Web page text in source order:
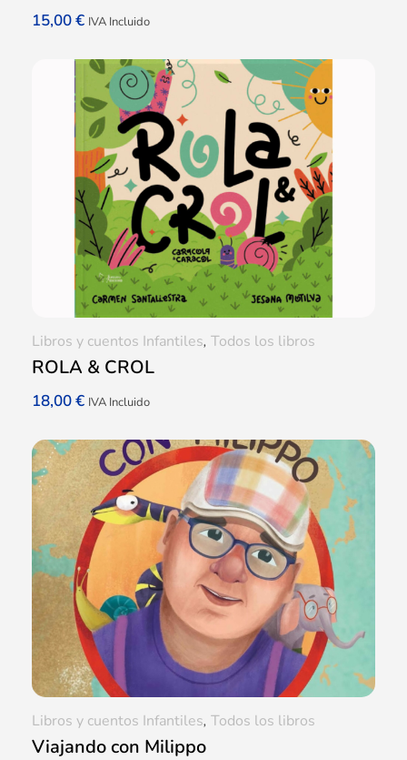
15,00€ IVA Incluido
ROLA & CROL
18,00€ IVA Incluido
Libros y cuentos Infantiles, Todos los libros
Viajando con Milippo
Libros y cuentos Infantiles, Todos los libros